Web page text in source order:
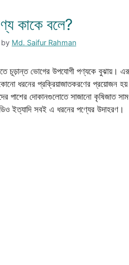
কাকে বলে?
by Md. Saifur Rahman
চূড়ান্ত ভোগের উপযোগী পণ্যকে বুঝায়।
ধরনের প্রক্রিয়াজাতকরণের প্রয়োজন
পাশের দোকানগুলোতে সাজানো কৃষিজাত
ইত্যাদি সবই এ ধরনের পণ্যের উদাহরণ।